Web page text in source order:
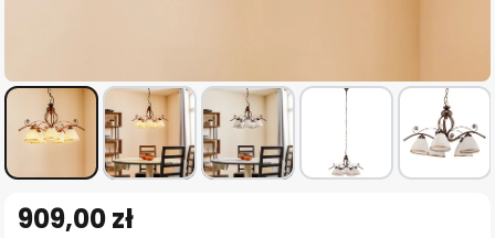
na909,00 zł